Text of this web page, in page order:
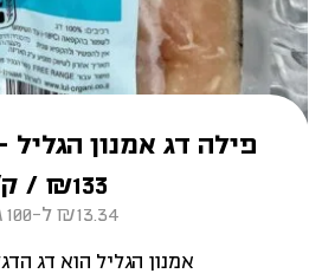
פילה דג אמנון
₪133
/
₪13.34 ל-100 גרם
אמנון הגליל הוא דג